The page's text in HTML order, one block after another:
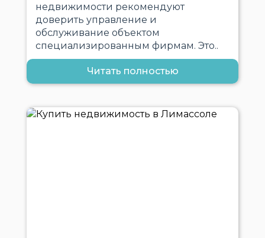
недвижимости рекомендуют
доверить управление и
обслуживание объектом
специализированным фирмам. Это..
Читать полностью